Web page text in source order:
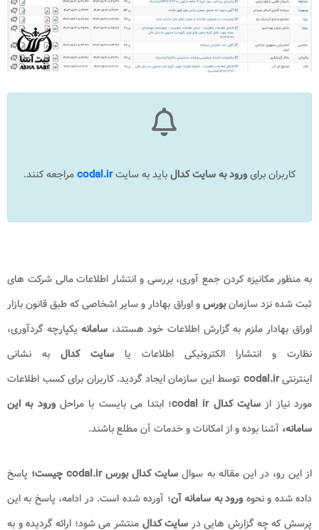
کاربران برایورود بهسایت کدالباید به سایتcodal.irمراجعه کنند.
به منظور مكانیزه كردن جمع آوری، بررسی و انتشار اطلاعات مالی شرکت های
ثبت شده نزد سازمانبورسو اوراق بهادار و سایر اشخاصی که طبق قانون بازار
اوراق بهادار ملزم به گزارش اطلاعات خود هستند، سامانه یکپارچه گردآوری،
نظارت و انتشارا الکترونیکی اطلاعات یا سایت کدال به نشانی
اینترنتیcodal.ir توسط این سازمان ایجاد گردید. کاربران برای کسب اطلاعات
مورد نیاز ازسایت کدال codal ir ؛ ابتدا می بایست با مراحلورود به این
سامانه، آشنا بوده و از امکانات و خدمات آن مطلع باشند.
از این رو، در این مقاله به سوالسایت کدال بورس codal.ir چیست؛
پاسخ
داده شده و نحوه ورود به سامانه آن؛ آورده شده است. در ادامه، پاسخ به این
پرسش که چه گزارش‌ هایی در سایت کدال
منتشر می‎ ‌شود؛ ارائه گردیده و به